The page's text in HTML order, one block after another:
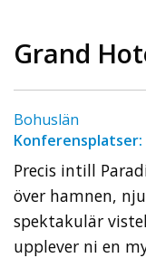
Grand
Bohuslän
Konferensplatser:
Precis intill
över hamnen,
spektakulär
upplever ni en